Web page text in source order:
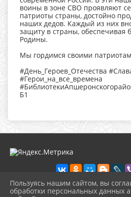
воины в зоне СВО проявляют
патриоты страны, достойно
наших дедов. Каждый из них
защиту в страны, обеспечивая
Родины.
Мы гордимся своими
#День_Героев_Отечества
#Герои_на_все_времена
Б1
Пользуясь нашим сайтом, вы
обработки персональных данных